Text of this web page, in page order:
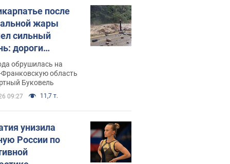
после
жары
сильный
дороги
в реки.
обрушилась на
область
Буковель
09:27 11,7 т.
унизила
России по